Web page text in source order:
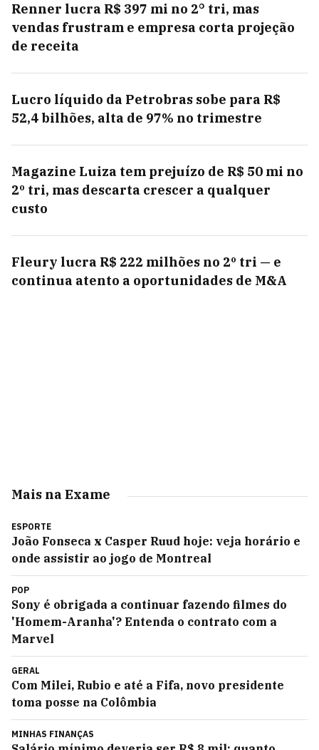
Renner lucra R$ 397 mi no 2° tri, mas
vendas frustram e empresa corta projeção
de receita
Lucro líquido da Petrobras sobe para R$
52,4 bilhões, alta de 97% no trimestre
Magazine Luiza tem prejuízo de R$ 50 mi no
2º tri, mas descarta crescer a qualquer
custo
Fleury lucra R$ 222 milhões no 2º tri — e
continua atento a oportunidades de M&A
Mais na Exame
ESPORTE
João Fonseca x Casper Ruud hoje: veja horário e
onde assistir ao jogo de Montreal
POP
Sony é obrigada a continuar fazendo filmes do
'Homem-Aranha'? Entenda o contrato com a
Marvel
GERAL
Com Milei, Rubio e até a Fifa, novo presidente
toma posse na Colômbia
MINHAS FINANÇAS